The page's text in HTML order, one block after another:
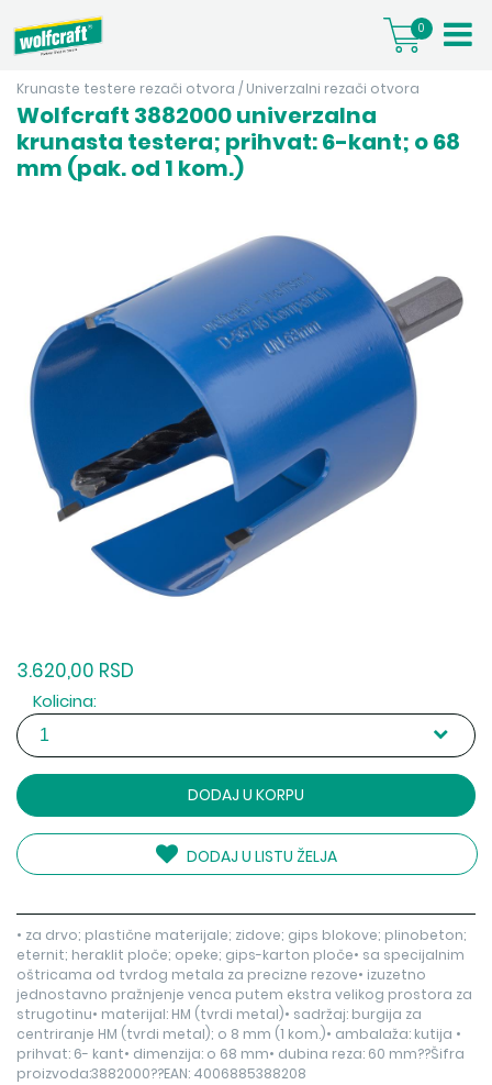
0
Krunaste testere rezači otvora / Univerzalni rezači otvora
Wolfcraft 3882000 univerzalna
krunasta testera; prihvat: 6-kant; o 68
mm (pak. od 1 kom.)
3.620,00 RSD
Kolicina:
DODAJ U KORPU
DODAJ U LISTU ŽELJA
• za drvo; plastične materijale; zidove; gips blokove; plinobeton;
eternit; heraklit ploče; opeke; gips-karton ploče• sa specijalnim
oštricama od tvrdog metala za precizne rezove• izuzetno
jednostavno pražnjenje venca putem ekstra velikog prostora za
strugotinu• materijal: HM (tvrdi metal)• sadržaj: burgija za
centriranje HM (tvrdi metal); o 8 mm (1 kom.)• ambalaža: kutija •
prihvat: 6- kant• dimenzija: o 68 mm• dubina reza: 60 mm??Šifra
proizvoda:3882000??EAN: 4006885388208